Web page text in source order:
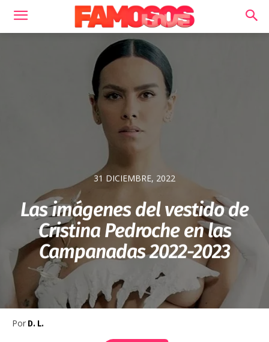
31 DICIEMBRE, 2022
Las imágenes del vestido de
Cristina Pedroche en las
Campanadas 2022-2023
Por D. L.